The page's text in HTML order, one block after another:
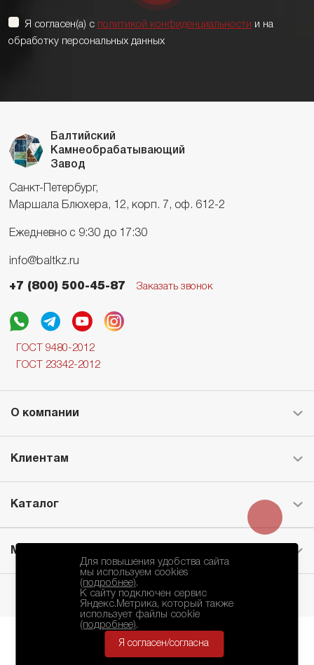
Я согласен(а) с политикой конфиденциальности и на
обработку персональных данных
Балтийский
Камнеобрабатывающий
Завод
Санкт-Петербург,
Маршала Блюхера, 12, корп. 7, оф. 612-2
Ежедневно с 9:30 до 17:30
info@baltkz.ru
+7 (800) 500-45-87 Заказать звонок
ГОСТ 9480-2012
ГОСТ 23342-2012
О компании
Клиентам
Каталог
Месторождение
Для повышения удобства сайта
мы используем cookies
(подробнее).
К сайту подключен сервис
Яндекс.Метрика, который также
использует файлы cookie
(подробнее).
Я согласен/согласна